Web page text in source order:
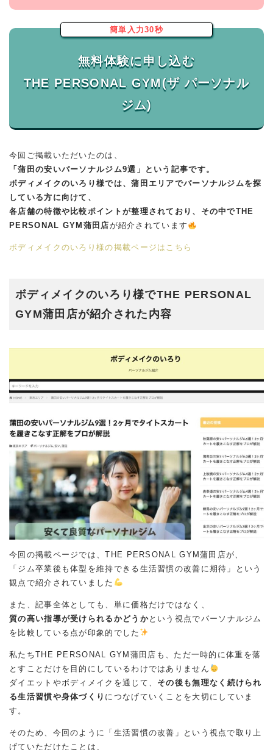
簡単入力30秒
無料体験に申し込む
THE PERSONAL GYM(ザ パーソナル
今回ご掲載いただいたのは、
「蒲田の安いパーソナルジム9選」という記事です。
ボディメイクのいろり様では、蒲田エリアでパーソナルジムを探
している方に向けて、
各店舗の特徴や比較ポイントが整理されており、その中でTHE
PERSONAL GYM蒲田店が紹介されています
ボディメイクのいろり様の掲載ページはこちら
ボディメイクのいろり様でTHE PERSONAL
GYM蒲田店が紹介された内容
今回の掲載ページでは、THE PERSONAL GYM蒲田店が、
「ジム卒業後も体型を維持できる生活習慣の改善に期待」という
観点で紹介されていました
また、記事全体としても、単に価格だけではなく、
質の高い指導が受けられるかどうかという視点でパーソナルジム
を比較している点が印象的でした
私たちTHE PERSONAL GYM蒲田店も、ただ一時的に体重を落
とすことだけを目的にしているわけではありません
ダイエットやボディメイクを通じて、 その後も無理なく続けられ
る生活習慣や身体づくり につなげていくことを大切にしていま
す。
そのため、今回のように「生活習慣の改善」という視点で取り上
げていただけたことは、